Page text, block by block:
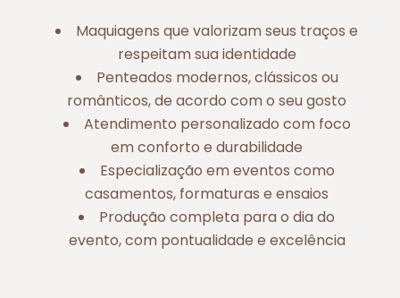
Maquiagens que valorizam seus traços e
respeitam sua identidade
Penteados modernos, clássicos ou
românticos, de acordo com o seu gosto
Atendimento personalizado com foco
em conforto e durabilidade
Especialização em eventos como
casamentos, formaturas e ensaios
Produção completa para o dia do
evento, com pontualidade e excelência